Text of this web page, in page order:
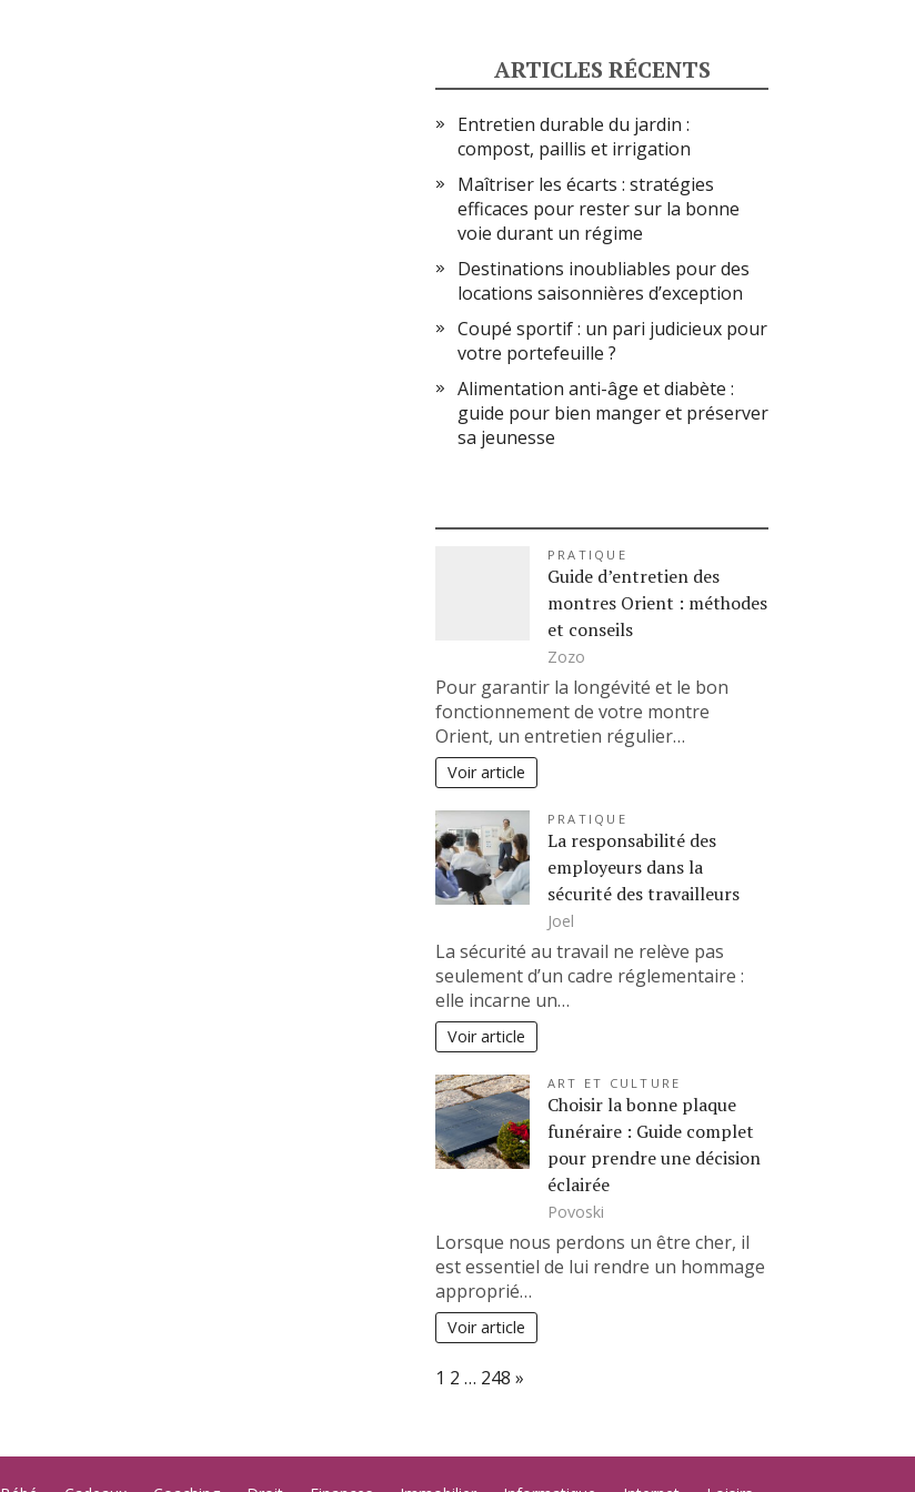
ARTICLES RÉCENTS
Entretien durable du jardin :
compost, paillis et irrigation
Maîtriser les écarts : stratégies
efficaces pour rester sur la bonne
voie durant un régime
Destinations inoubliables pour des
locations saisonnières d’exception
Coupé sportif : un pari judicieux pour
votre portefeuille ?
Alimentation anti-âge et diabète :
guide pour bien manger et préserver
sa jeunesse
PRATIQUE
Guide d’entretien des
montres Orient : méthodes
et conseils
Zozo
Pour garantir la longévité et le bon
fonctionnement de votre montre
Orient, un entretien régulier…
Voir article
PRATIQUE
La responsabilité des
employeurs dans la
sécurité des travailleurs
Joel
La sécurité au travail ne relève pas
seulement d’un cadre réglementaire :
elle incarne un…
Voir article
ART ET CULTURE
Choisir la bonne plaque
funéraire : Guide complet
pour prendre une décision
éclairée
Povoski
Lorsque nous perdons un être cher, il
est essentiel de lui rendre un hommage
approprié…
Voir article
Page:
1 2 … 248 Next
»